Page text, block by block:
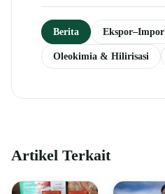
Berita Ekspor–Impor
Oleokimia & Hilirisasi
Artikel Terkait